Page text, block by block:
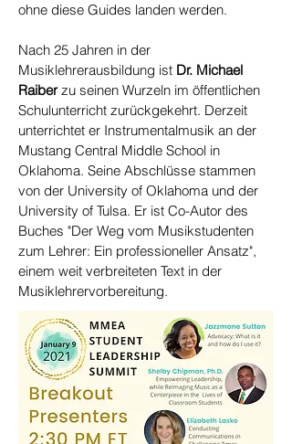
ohne diese Guides landen werden.
Nach 25 Jahren in der
Musiklehrerausbildung ist Dr. Michael
Raiberzu seinen Wurzeln im öffentlichen
Schulunterricht zurückgekehrt. Derzeit
unterrichtet er Instrumentalmusik an der
Mustang Central Middle School in
Oklahoma. Seine Abschlüsse stammen
von der University of Oklahoma und der
University of Tulsa. Er ist Co-Autor des
Buches "Der Weg vom Musikstudenten
zum Lehrer: Ein professioneller Ansatz",
einem weit verbreiteten Text in der
Musiklehrervorbereitung.